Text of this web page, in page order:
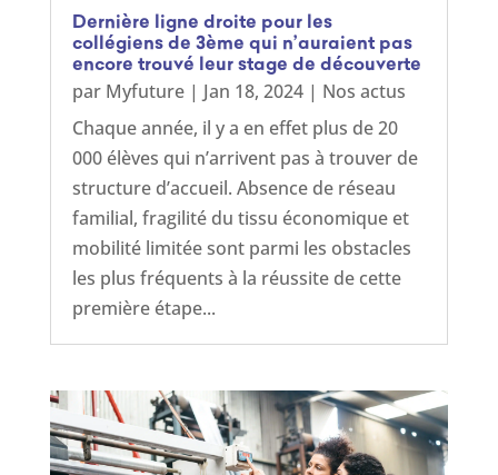
Dernière ligne droite pour les
collégiens de 3ème qui n’auraient pas
encore trouvé leur stage de découverte
par Myfuture| Jan 18, 2024| Nos actus
Chaque année, il y a en effet plus de 20
000 élèves qui n’arrivent pas à trouver de
structure d’accueil. Absence de réseau
familial, fragilité du tissu économique et
mobilité limitée sont parmi les obstacles
les plus fréquents à la réussite de cette
première étape...